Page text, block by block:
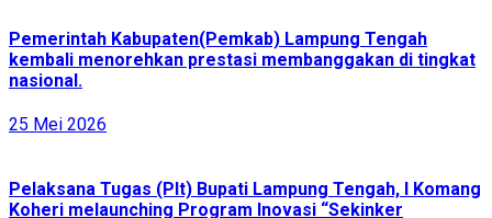
Pemerintah Kabupaten(Pemkab) Lampung Tengah
kembali menorehkan prestasi membanggakan di tingkat
nasional.
25 Mei 2026
Pelaksana Tugas (Plt) Bupati Lampung Tengah, I Komang
Koheri melaunching Program Inovasi “Sekinker